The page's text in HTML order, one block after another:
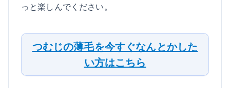
っと楽しんでください。
つむじの薄毛を今すぐなんとかした
い方はこちら